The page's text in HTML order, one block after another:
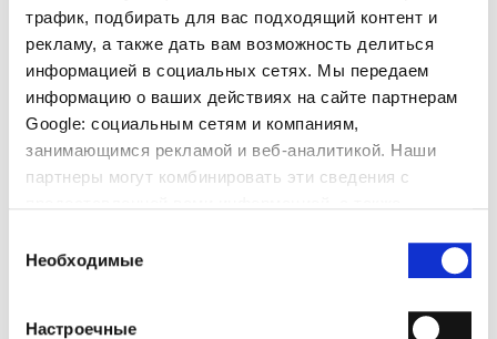
трафик, подбирать для вас подходящий контент и
рекламу, а также дать вам возможность делиться
информацией в социальных сетях. Мы передаем
информацию о ваших действиях на сайте партнерам
Google: социальным сетям и компаниям,
занимающимся рекламой и веб-аналитикой. Наши
партнеры могут комбинировать эти сведения с
вами их сервисов.
согласия
Необходимые
Настроечные
ПРЕМИАЛЬНЫЕ
МАТЕРИАЛЫ
СДЕЛАНО В ИТАЛИИ ЛЕГКИЕ И УДОБНЫЕ
РУЧНАЯ РАБОТА